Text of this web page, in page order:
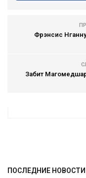
Фрэнсис
Забит
ПОСЛЕДНИЕ НОВОСТИ